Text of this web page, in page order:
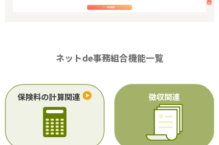
ネットde事務組合機能一覧
保険料の計算関連 徴収関連